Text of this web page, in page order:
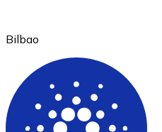
Ethereum
Bilbao